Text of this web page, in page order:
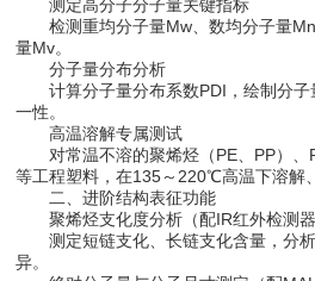
测定高分子分子量关键指标
检测重均分子量Mw、数均分子量Mn
量Mv。
分子量分布分析
计算分子量分布系数PDI，绘制分子
一性。
高温溶解专属测试
对常温不溶的聚烯烃（PE、PP）、
等工程塑料，在135～220℃高温下溶解
二、进阶结构表征功能
聚烯烃支化度分析（配IR红外检测器
测定短链支化、长链支化含量，分析
异。